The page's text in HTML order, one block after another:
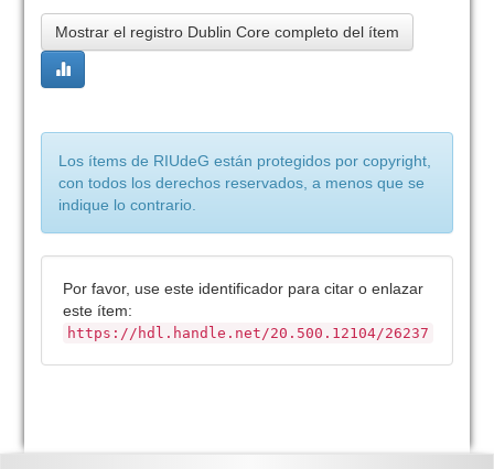
Mostrar el registro Dublin Core completo del ítem
Los ítems de RIUdeG están protegidos por copyright,
con todos los derechos reservados, a menos que se
indique lo contrario.
Por favor, use este identificador para citar o enlazar
este ítem:
https://hdl.handle.net/20.500.12104/26237